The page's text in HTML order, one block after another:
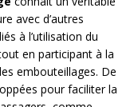
avec d’autres
à l’utilisation du
en participant à la
embouteillages. De
pour faciliter la